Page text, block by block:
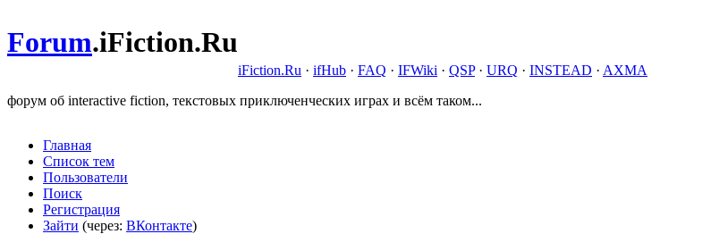
Forum.iFiction.Ru
iFiction.Ru · ifHub · FAQ · IFWiki · QSP· URQ · INSTEAD · AXMA
форум об interactive fiction, текстовых приключенческих играх и всём таком...
Главная
Список тем
Пользователи
Поиск
Регистрация
Зайти (через: ВКонтакте)